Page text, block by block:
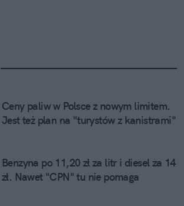
Ceny paliw w Polsce z nowym limitem.
Jest też plan na "turystów z kanistrami"
Benzyna po 11,20 zł za litr i diesel za 14
zł. Nawet "CPN" tu nie pomaga